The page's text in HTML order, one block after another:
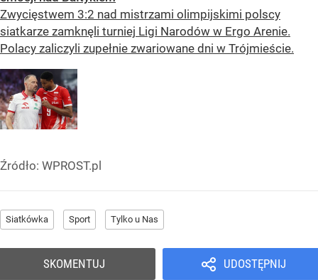
Zwycięstwem 3:2 nad mistrzami olimpijskimi polscy
siatkarze zamknęli turniej Ligi Narodów w Ergo Arenie.
Polacy zaliczyli zupełnie zwariowane dni w Trójmieście.
Źródło: WPROST.pl
Siatkówka Sport Tylko u Nas
UDOSTĘPNIJ
SKOMENTUJ